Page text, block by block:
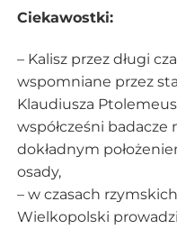
Ciekawostki:
– Kalisz przez długi
wspomniane przez
Klaudiusza
współcześni
dokładnym
osady,
– w czasach
Wielkopolski